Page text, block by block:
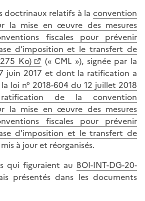
doctrinaux relatifs à la convention
la mise en œuvre des mesures
fiscales pour prévenir
d’imposition et le transfert de
Ko)
(« CML »), signée par la
juin 2017 et dont la ratification a
loi n° 2018-604 du 12 juillet 2018
de la convention
la mise en œuvre des mesures
fiscales pour prévenir
d'imposition et le transfert de
à jour et réorganisés.
qui figuraient au BOI-INT-DG-20-
présentés dans les documents